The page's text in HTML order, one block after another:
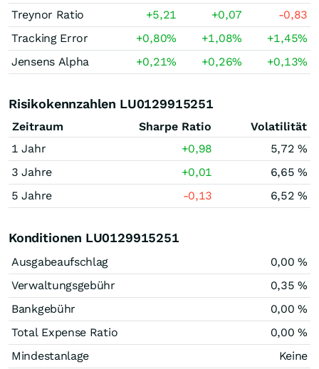
Treynor Ratio
+5,21 +0,07
-0,83
Tracking Error
+0,80% +1,08% +1,45%
Jensens Alpha
+0,21% +0,26% +0,13%
Risikokennzahlen LU0129915251
Zeitraum Sharpe Ratio
Volatilität
1 Jahr
+0,98
5,72 %
3 Jahre
+0,01
6,65 %
5 Jahre
-0,13 6,52 %
Konditionen LU0129915251
Ausgabeaufschlag
0,00 %
Verwaltungsgebühr
0,35 %
Bankgebühr
0,00 %
Total Expense Ratio
0,00 %
Mindestanlage
Keine